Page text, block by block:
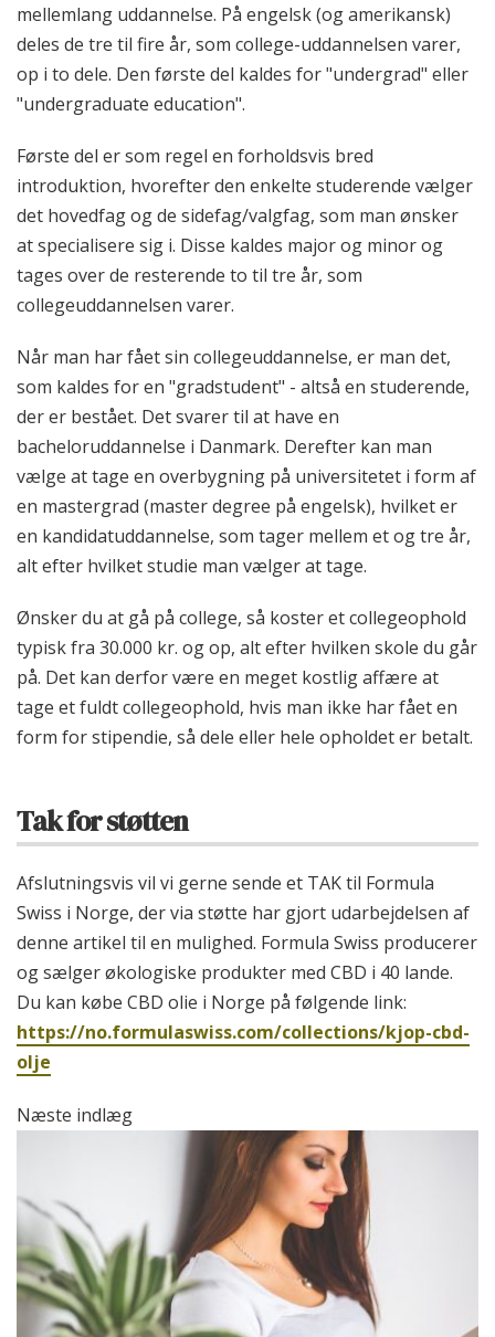
mellemlang uddannelse. På engelsk (og amerikansk)
deles de tre til fire år, som college-uddannelsen varer,
op i to dele. Den første del kaldes for "undergrad" eller
"undergraduate education".
Første del er som regel en forholdsvis bred
introduktion, hvorefter den enkelte studerende vælger
det hovedfag og de sidefag/valgfag, som man ønsker
at specialisere sig i. Disse kaldes major og minor og
tages over de resterende to til tre år, som
collegeuddannelsen varer.
Når man har fået sin collegeuddannelse, er man det,
som kaldes for en "gradstudent" - altså en studerende,
der er bestået. Det svarer til at have en
bacheloruddannelse i Danmark. Derefter kan man
vælge at tage en overbygning på universitetet i form af
en mastergrad (master degree på engelsk), hvilket er
en kandidatuddannelse, som tager mellem et og tre år,
alt efter hvilket studie man vælger at tage.
Ønsker du at gå på college, så koster et collegeophold
typisk fra 30.000 kr. og op, alt efter hvilken skole du går
på. Det kan derfor være en meget kostlig affære at
tage et fuldt collegeophold, hvis man ikke har fået en
form for stipendie, så dele eller hele opholdet er betalt.
Tak for støtten
Afslutningsvis vil vi gerne sende et TAK til Formula
Swiss i Norge, der via støtte har gjort udarbejdelsen af
denne artikel til en mulighed. Formula Swiss producerer
og sælger økologiske produkter med CBD i 40 lande.
Du kan købe CBD olie i Norge på følgende link:
https://no.formulaswiss.com/collections/kjop-cbd-
olje
Næste indlæg